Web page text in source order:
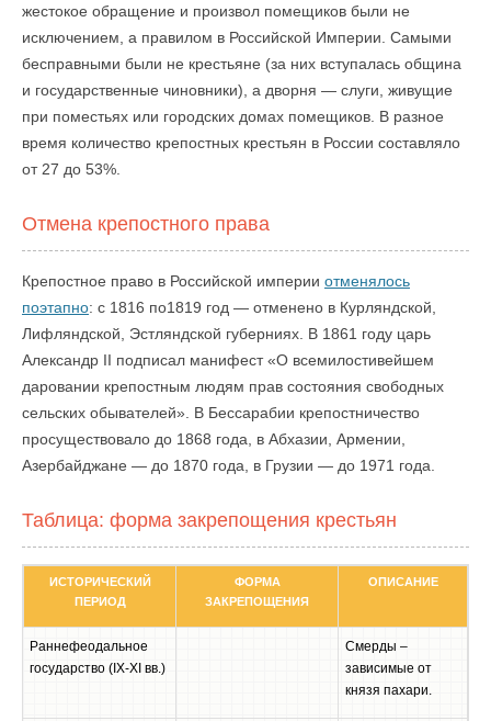
жестокое обращение и произвол помещиков были не
исключением, а правилом в Российской Империи. Самыми
бесправными были не крестьяне (за них вступалась община
и государственные чиновники), а дворня — слуги, живущие
при поместьях или городских домах помещиков. В разное
время количество крепостных крестьян в России составляло
от 27 до 53%.
Отмена крепостного права
Крепостное право в Российской империи отменялось
поэтапно: с 1816 по1819 год — отменено в Курляндской,
Лифляндской, Эстляндской губерниях. В 1861 году царь
Александр II подписал манифест «О всемилостивейшем
даровании крепостным людям прав состояния свободных
сельских обывателей». В Бессарабии крепостничество
просуществовало до 1868 года, в Абхазии, Армении,
Азербайджане — до 1870 года, в Грузии — до 1971 года.
Таблица: форма закрепощения крестьян
ИСТОРИЧЕСКИЙ
ПЕРИОД
ФОРМА
ЗАКРЕПОЩЕНИЯ
ОПИСАНИЕ
Раннефеодальное
государство (IX-XI вв.)
Смерды –
зависимые от
князя пахари.